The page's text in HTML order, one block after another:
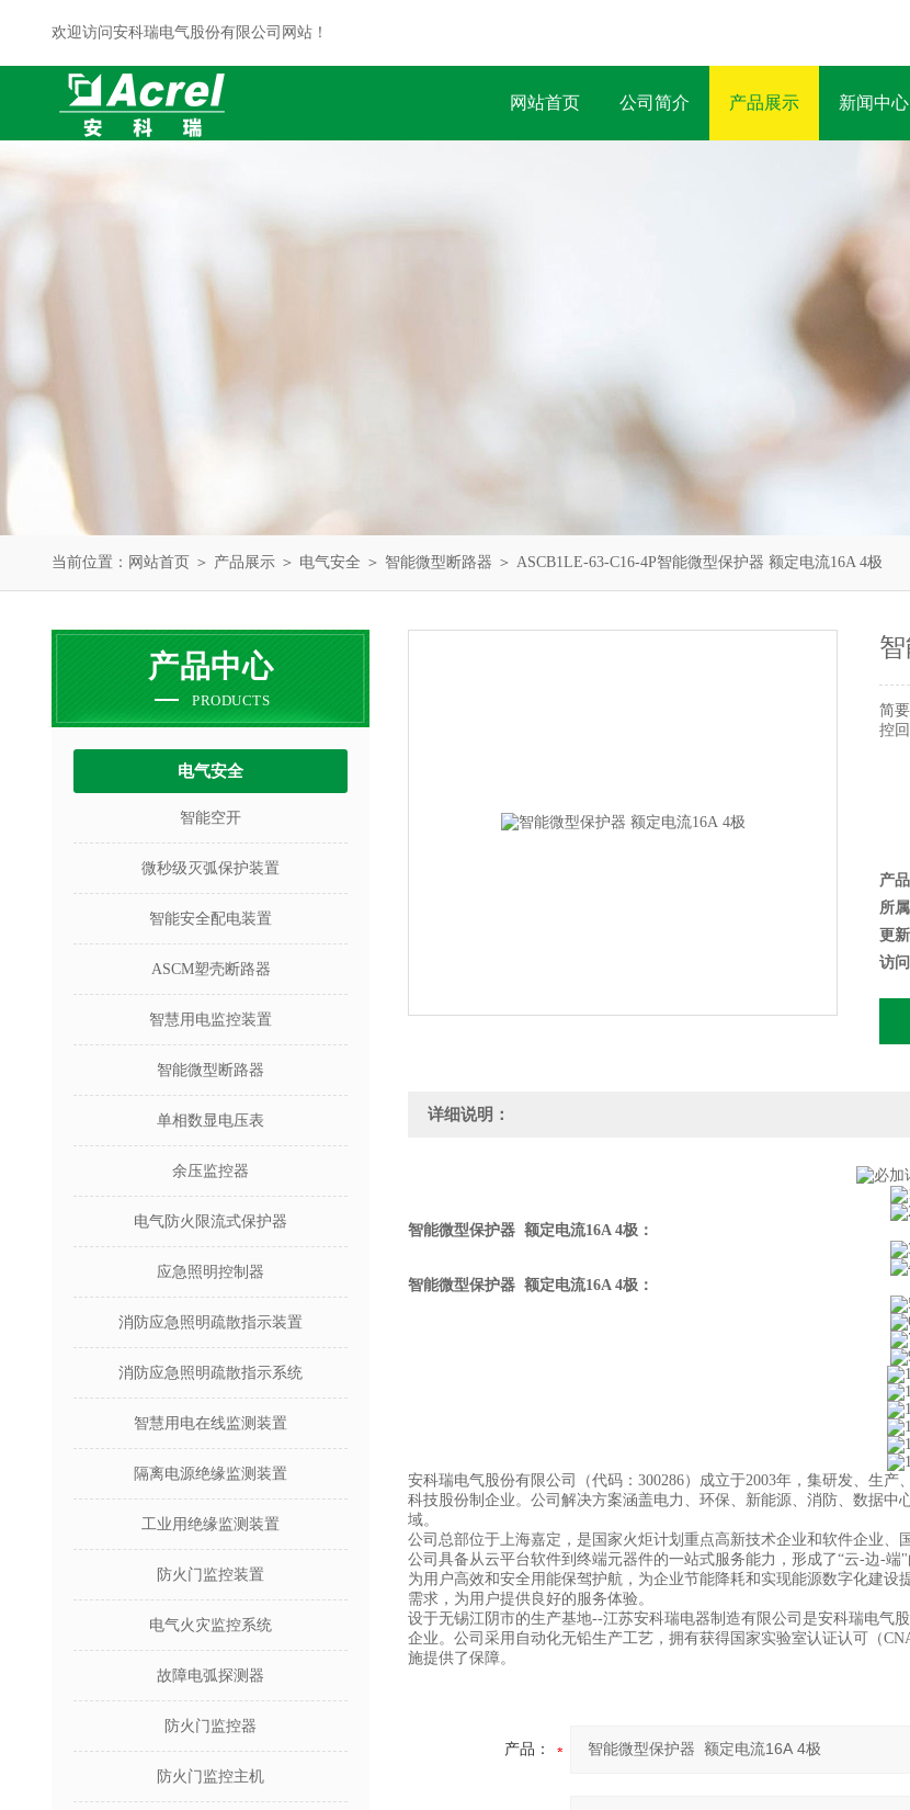
欢迎访问安科瑞电气股份有限公司网站！
网站首页 公司简介 产品展示 新闻中心
当前位置： 网站首页 ＞ 产品展示 ＞ 电气安全 ＞ 智能微型断路器 ＞ ASCB1LE-63-C16-4P智能微型保护器 额定电流16A 4极
产品中心
PRODUCTS
电气安全
智能空开
微秒级灭弧保护装置
智能安全配电装置
ASCM塑壳断路器
智慧用电监控装置
智能微型断路器
单相数显电压表
余压监控器
电气防火限流式保护器
应急照明控制器
消防应急照明疏散指示装置
消防应急照明疏散指示系统
智慧用电在线监测装置
隔离电源绝缘监测装置
工业用绝缘监测装置
防火门监控装置
电气火灾监控系统
故障电弧探测器
防火门监控器
防火门监控主机
简
控
产
所
更
访
详细说明：
智能微型保护器 额定电流16A 4极 ：
智能微型保护器 额定电流16A 4极 ：
安科瑞电气股份有限公司（代码：300286）成立于2003年，集研发、生
科技股份制企业。公司解决方案涵盖电力、环保、新能源、消防、数据
域。
公司总部位于上海嘉定，是国家火炬计划重点高新技术企业和软件企业、
公司具备从云平台软件到终端元器件的一站式服务能力，形成了“云-边-
为用户高效和安全用能保驾护航，为企业节能降耗和实现能源数字化建设
需求，为用户提供良好的服务体验。
设于无锡江阴市的生产基地--江苏安科瑞电器制造有限公司是安科瑞电气
企业。公司采用自动化无铅生产工艺，拥有获得国家实验室认证认可（
施提供了保障。
产品：